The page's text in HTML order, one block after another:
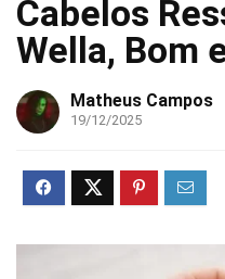
Cabelos
Wella, Bom
Matheus Campos
19/12/2025